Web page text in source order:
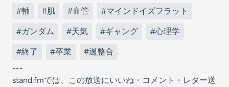
#軸 #肌 #血管 #マインドイズフラット
#ガンダム #天気 #ギャング #心理学
#終了 #卒業
#過整合
---
stand.fmでは、この放送にいいね・コメント・レター送